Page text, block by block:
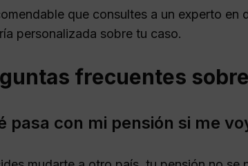
que consultes a un experto
personalizada sobre tu caso.
frecuentes
pasa con mi pensión si me